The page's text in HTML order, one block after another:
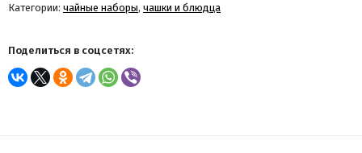
Категории: чайные наборы, чашки и блюдца
Поделиться в соцсетях: